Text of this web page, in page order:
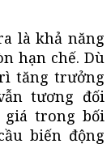
là khả năng
hạn chế. Dù
tăng trưởng
tương đối
trong bối
biến động